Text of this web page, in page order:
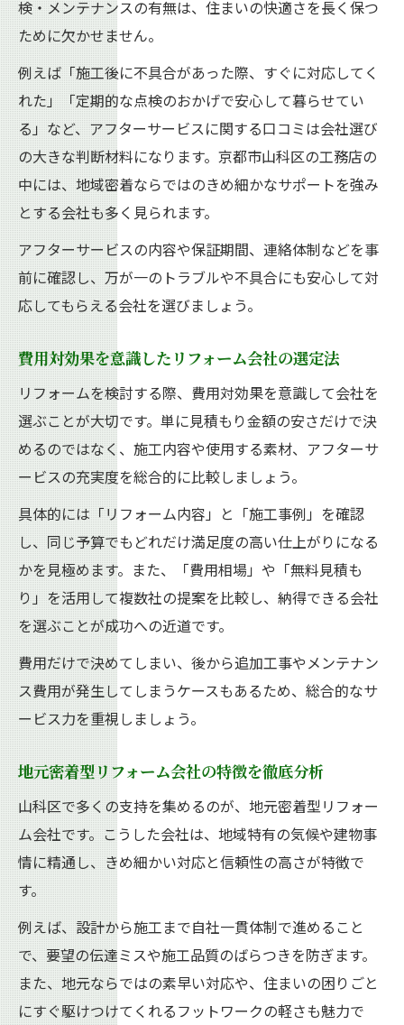
検・メンテナンスの有無は、住まいの快適さを長く保つ
ために欠かせません。
例えば「施工後に不具合があった際、すぐに対応してく
れた」「定期的な点検のおかげで安心して暮らせてい
る」など、アフターサービスに関する口コミは会社選び
の大きな判断材料になります。京都市山科区の工務店の
中には、地域密着ならではのきめ細かなサポートを強み
とする会社も多く見られます。
アフターサービスの内容や保証期間、連絡体制などを事
前に確認し、万が一のトラブルや不具合にも安心して対
応してもらえる会社を選びましょう。
費用対効果を意識したリフォーム会社の選定法
リフォームを検討する際、費用対効果を意識して会社を
選ぶことが大切です。単に見積もり金額の安さだけで決
めるのではなく、施工内容や使用する素材、アフターサ
ービスの充実度を総合的に比較しましょう。
具体的には「リフォーム内容」と「施工事例」を確認
し、同じ予算でもどれだけ満足度の高い仕上がりになる
かを見極めます。また、「費用相場」や「無料見積も
り」を活用して複数社の提案を比較し、納得できる会社
を選ぶことが成功への近道です。
費用だけで決めてしまい、後から追加工事やメンテナン
ス費用が発生してしまうケースもあるため、総合的なサ
ービス力を重視しましょう。
地元密着型リフォーム会社の特徴を徹底分析
山科区で多くの支持を集めるのが、地元密着型リフォー
ム会社です。こうした会社は、地域特有の気候や建物事
情に精通し、きめ細かい対応と信頼性の高さが特徴で
す。
例えば、設計から施工まで自社一貫体制で進めること
で、要望の伝達ミスや施工品質のばらつきを防ぎます。
また、地元ならではの素早い対応や、住まいの困りごと
にすぐ駆けつけてくれるフットワークの軽さも魅力で